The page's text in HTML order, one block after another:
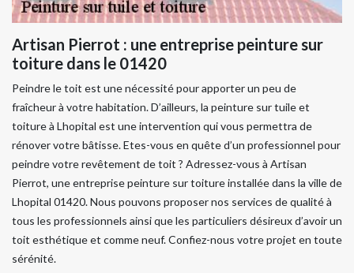
Artisan Pierrot : une entreprise peinture sur
toiture dans le 01420
Peindre le toit est une nécessité pour apporter un peu de
fraîcheur à votre habitation. D’ailleurs, la peinture sur tuile et
toiture à Lhopital est une intervention qui vous permettra de
rénover votre bâtisse. Etes-vous en quête d’un professionnel pour
peindre votre revêtement de toit ? Adressez-vous à Artisan
Pierrot, une entreprise peinture sur toiture installée dans la ville de
Lhopital 01420. Nous pouvons proposer nos services de qualité à
tous les professionnels ainsi que les particuliers désireux d’avoir un
toit esthétique et comme neuf. Confiez-nous votre projet en toute
sérénité.